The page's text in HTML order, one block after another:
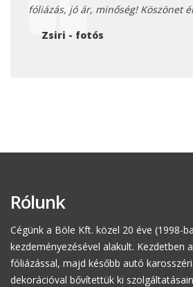
fóliázás, jó ár, minőség! Köszönet
Zsiri - fotós
Rólunk
Cégünk a Böle Kft. közel 20 éve (1998-
kezdeményezésével alakult. Kezdetben
fóliázással, majd később autó
dekorációval bővítettük ki